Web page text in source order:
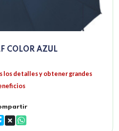
COLOR AZUL
los detalles y obtener grandes